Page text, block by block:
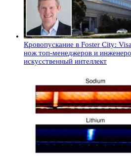
Кровопускание в Foster City:
нож топ-менеджеров и
искусственный интеллект